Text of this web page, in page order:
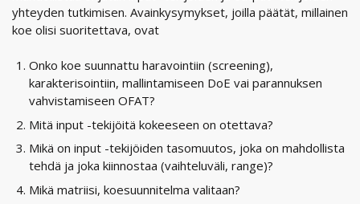
yhteyden tutkimisen. Avainkysymykset, joilla päätät, millainen
koe olisi suoritettava, ovat
Onko koe suunnattu haravointiin (screening),
karakterisointiin, mallintamiseen DoE vai parannuksen
vahvistamiseen OFAT?
Mitä input -tekijöitä kokeeseen on otettava?
Mikä on input -tekijöiden tasomuutos, joka on mahdollista
tehdä ja joka kiinnostaa (vaihteluväli, range)?
Mikä matriisi, koesuunnitelma valitaan?